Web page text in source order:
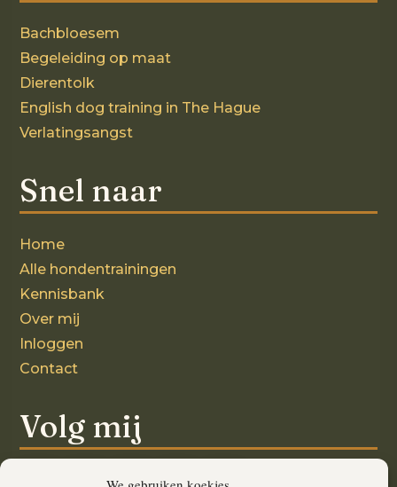
Bachbloesem
Begeleiding op maat
Dierentolk
English dog training in The Hague
Verlatingsangst
Snel naar
Home
Alle hondentrainingen
Kennisbank
Over mij
Inloggen
Contact
Volg mij